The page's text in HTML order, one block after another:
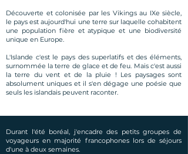
Découverte et colonisée par les Vikings au IXe siècle,
le pays est aujourd'hui une terre sur laquelle cohabitent
une population fière et atypique et une biodiversité
unique en Europe.
L'Islande c'est le pays des superlatifs et des éléments,
surnommée la terre de glace et de feu. Mais c'est aussi
la terre du vent et de la pluie ! Les paysages sont
absolument uniques et il s'en dégage une poésie que
seuls les islandais peuvent raconter.
Durant l'été boréal, j'encadre des petits groupes de
voyageurs en majorité francophones lors de séjours
d'une à deux semaines.